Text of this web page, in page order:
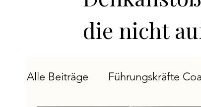
die nicht
Alle Beiträge Führungskräfte